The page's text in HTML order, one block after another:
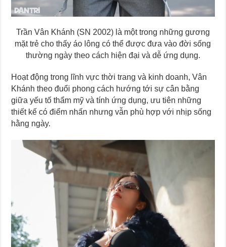
Trần Vân Khánh (SN 2002) là một trong những gương
mặt trẻ cho thấy áo lông có thể được đưa vào đời sống
thường ngày theo cách hiện đại và dễ ứng dụng.
Hoạt động trong lĩnh vực thời trang và kinh doanh, Vân
Khánh theo đuổi phong cách hướng tới sự cân bằng
giữa yếu tố thẩm mỹ và tính ứng dụng, ưu tiên những
thiết kế có điểm nhấn nhưng vẫn phù hợp với nhịp sống
hằng ngày.